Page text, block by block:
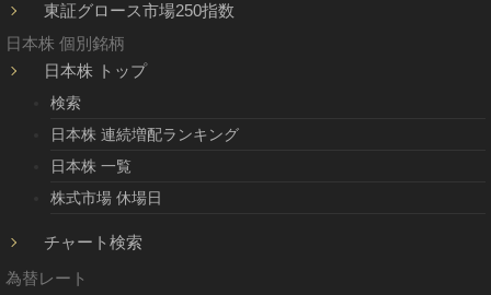
東証グロース市場250指数
日本株 個別銘柄
日本株 トップ
検索
日本株 連続増配ランキング
日本株 一覧
株式市場 休場日
チャート検索
為替レート